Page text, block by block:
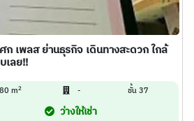
ก เพลส ย่านธุรกิจ เดินทางสะดวก ใกล้
เลย!!
80 m2 - ชั้น 37
ว่างให้เช่า